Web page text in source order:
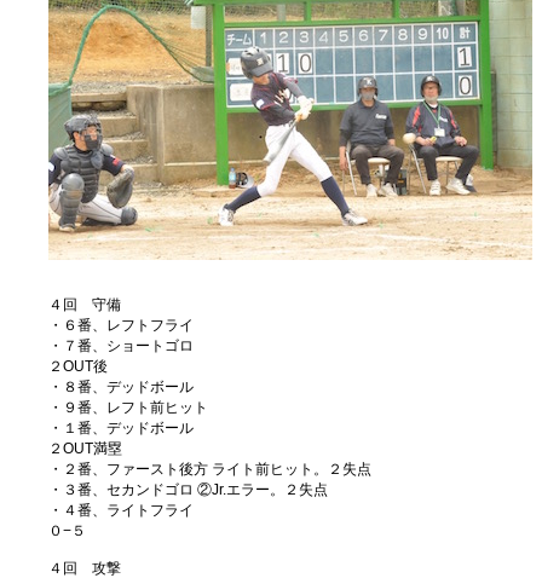
４回 守備
・６番、レフトフライ
・７番、ショートゴロ
２OUT後
・８番、デッドボール
・９番、レフト前ヒット
・１番、デッドボール
２OUT満塁
・２番、ファースト後方 ライト前ヒット。２失点
・３番、セカンドゴロ ②Jr.エラー。２失点
・４番、ライトフライ
０−５
４回 攻撃